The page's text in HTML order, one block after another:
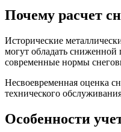
Почему расчет
Исторические
могут обладать
современные нормы
Несвоевременная оценка
технического
Особенности